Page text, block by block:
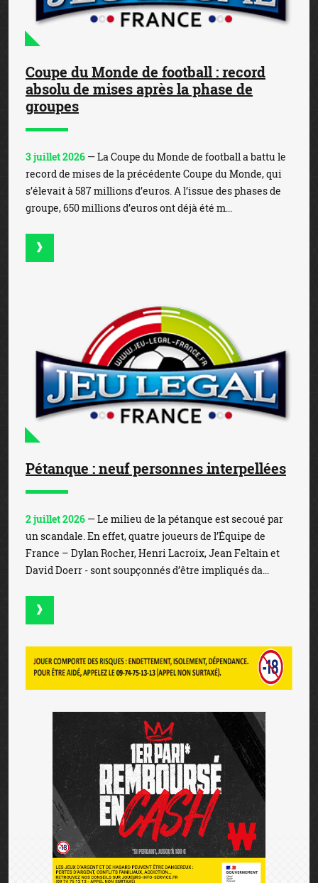
Coupe du Monde de football : record
absolu de mises après la phase de
groupes
3 juillet 2026 — La Coupe du Monde de football a battu le
record de mises de la précédente Coupe du Monde, qui
s’élevait à 587 millions d’euros. A l’issue des phases de
groupe, 650 millions d’euros ont déjà été m...
Pétanque : neuf personnes interpellées
2 juillet 2026 — Le milieu de la pétanque est secoué par
un scandale. En effet, quatre joueurs de l’Équipe de
France – Dylan Rocher, Henri Lacroix, Jean Feltain et
David Doerr - sont soupçonnés d’être impliqués da...